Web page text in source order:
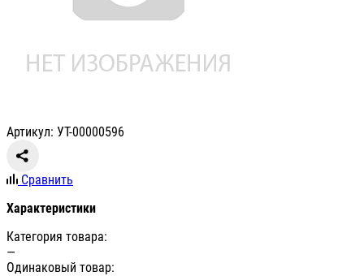
Артикул: УТ-00000596
Сравнить
Характеристики
Категория товара:
—
Одинаковый товар: